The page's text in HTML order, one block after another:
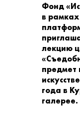
Фонд
в
лекцию
предмет
года в
галерее.